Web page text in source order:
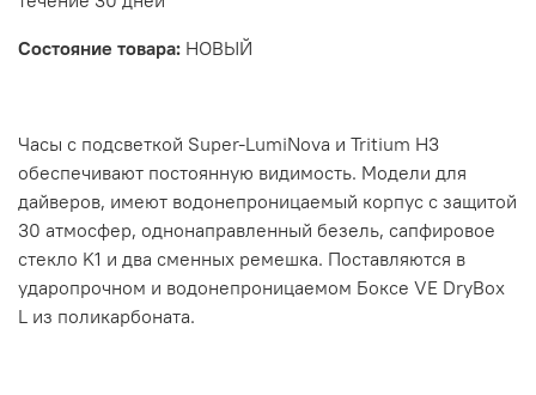
Состояние товара: НОВЫЙ
Часы с подсветкой Super-LumiNova и Tritium H3
обеспечивают постоянную видимость. Модели для
дайверов, имеют водонепроницаемый корпус с защитой
30 атмосфер, однонаправленный безель, сапфировое
стекло K1 и два сменных ремешка. Поставляются в
ударопрочном и водонепроницаемом Боксе VE DryBox
L из поликарбоната.